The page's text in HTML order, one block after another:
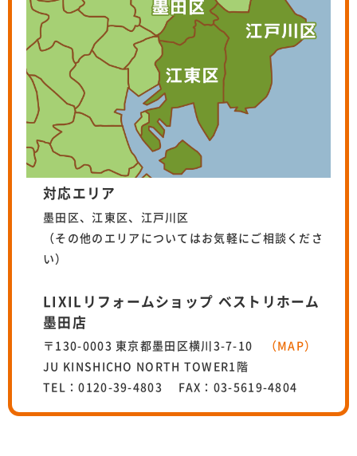
対応エリア
墨田区、江東区、江戸川区
（その他のエリアについてはお気軽にご相談くださ
い）
LIXILリフォームショップ ベストリホーム
墨田店
〒130-0003 東京都墨田区横川3-7-10
（MAP）
JU KINSHICHO NORTH TOWER1階
TEL：0120-39-4803 FAX：03-5619-4804